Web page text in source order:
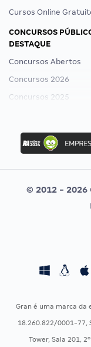
Cursos Online
CONCURSOS
DESTAQUE
Concursos Abertos
Concursos 2026
Concursos 2025
Concurso Ibama
Concurso MPU
Editais publicados
CONCURSOS POR
Concursos Fiscais
Concursos Saúde
© 2012 - 2026
Gran é uma marca da
18.260.822/0001-77,
Tower, Sala 201,